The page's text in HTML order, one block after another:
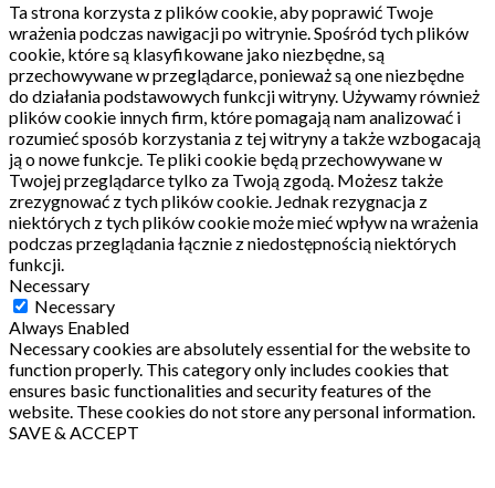
Ta strona korzysta z plików cookie, aby poprawić Twoje
wrażenia podczas nawigacji po witrynie.Spośród tych plików
cookie, które są klasyfikowane jako niezbędne, są
przechowywane w przeglądarce, ponieważ są one niezbędne
do działania podstawowych funkcji witryny. Używamy również
plików cookie innych firm, które pomagają nam analizować i
rozumieć sposób korzystania z tej witryny a także wzbogacają
ją o nowe funkcje. Te pliki cookie będą przechowywane w
Twojej przeglądarce tylko za Twoją zgodą. Możesz także
zrezygnować z tych plików cookie. Jednak rezygnacja z
niektórych z tych plików cookie może mieć wpływ na wrażenia
podczas przeglądania łącznie z niedostępnością niektórych
funkcji.
Necessary
Necessary
Always Enabled
Necessary cookies are absolutely essential for the website to
function properly. This category only includes cookies that
ensures basic functionalities and security features of the
website. These cookies do not store any personal information.
SAVE & ACCEPT